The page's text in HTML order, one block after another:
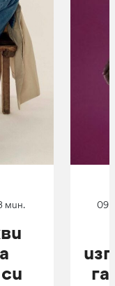
мин. 09